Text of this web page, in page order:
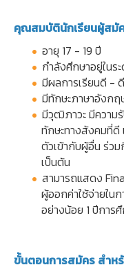
คุณสมบัตินักเรียนผู้สมั
อายุ 17 - 19 ปี
กำลังศึกษาอยู่ในร
มีผลการเรียนดี -
มีทักษะภาษาอังก
มีวุฒิภาวะ มีความ
ทักษะทางสังคมที่
ตัวเข้ากับผู้อื่น ร่ว
เป็นต้น
สามารถแสดง
ผู้ออกค่าใช้จ่ายใน
อย่างน้อย 1 ปีการ
ขั้นตอนการสมัคร สำห